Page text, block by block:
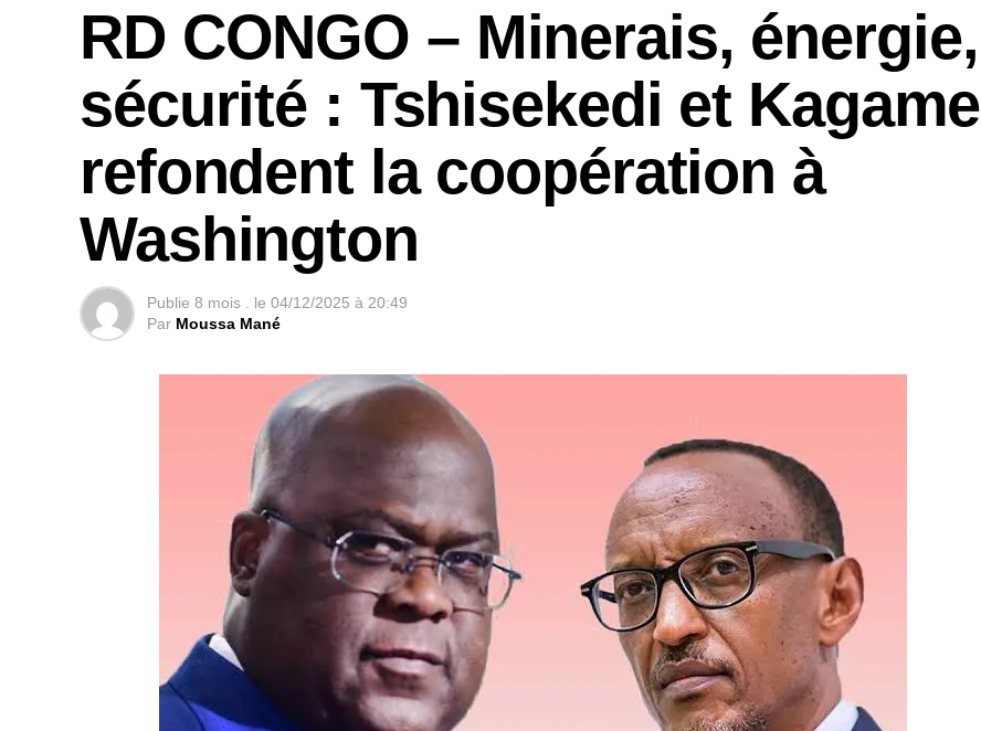
RD CONGO – Minerais, énergie,
sécurité : Tshisekedi et Kagame
refondent la coopération à
Washington
Publie 8 mois . le 04/12/2025 à 20:49
Par Moussa Mané